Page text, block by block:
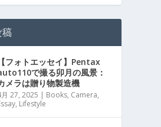
【フォトエッセイ】Pentax
で撮る卯月の風景：
メラは贈り物製造機
月 27, 2025 | Books, Camera,
, Lifestyle